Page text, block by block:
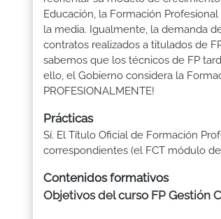
Educación, la Formación
la media. Igualmente, la demanda
contratos realizados a titulados de
sabemos que los técnicos de FP
ello, el Gobierno considera la
PROFESIONALMENTE!
Prácticas
Sí. El Título Oficial de Formación
correspondientes (el FCT módulo
Contenidos formativos
Objetivos del curso FP Gestión